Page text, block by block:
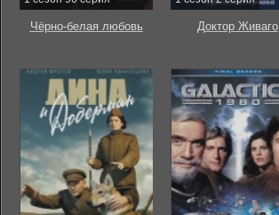
Чёрно-белая любовь Доктор Живаго